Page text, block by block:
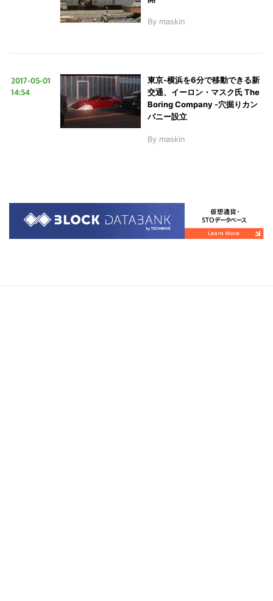
By maskin
2017-05-01
14:54
東京-横浜を6分で移動できる新
交通、イーロン・マスク氏 The
Boring Company -穴掘りカン
パニー設立
By maskin